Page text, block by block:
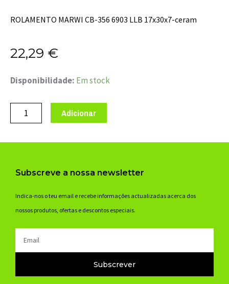
ROLAMENTO MARWI CB-356 6903 LLB 17x30x7-ceram
22,29 €
Disponibilidade: Em stock
Quantidade
ROLAMENTO
MARWI
17x30x7-
ceram
Adicionar
Subscreve a nossa newsletter
Indica-nos o teu email e recebe informações actualizadas acerca dos
nossos produtos, ofertas e descontos especiais.
Subscrever